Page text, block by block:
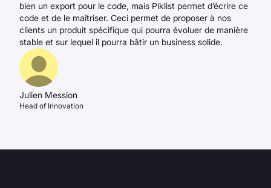
bien un export pour le code, mais Piklist permet d’écrire ce
code et de le maîtriser. Ceci permet de proposer à nos
clients un produit spécifique qui pourra évoluer de manière
stable et sur lequel il pourra bâtir un business solide.
Julien Mession
Head of Innovation